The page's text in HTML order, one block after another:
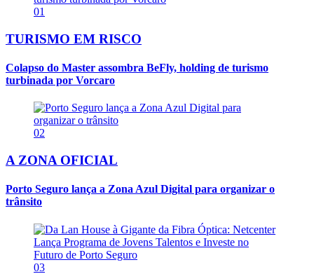
01
TURISMO EM RISCO
Colapso do Master assombra BeFly, holding de turismo
turbinada por Vorcaro
02
A ZONA OFICIAL
Porto Seguro lança a Zona Azul Digital para organizar o
trânsito
03